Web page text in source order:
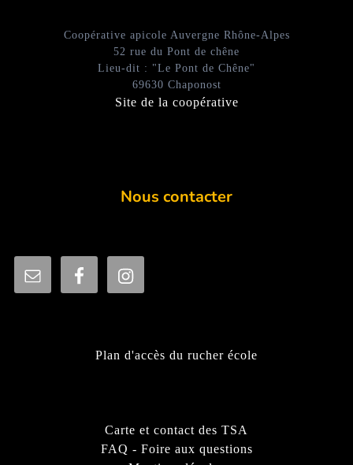
Coopérative apicole Auvergne Rhône-Alpes
52 rue du Pont de chêne
Lieu-dit : "Le Pont de Chêne"
69630 Chaponost
Site de la coopérative
Nous contacter
Plan d'accès du rucher école
Carte et contact des TSA
FAQ - Foire aux questions